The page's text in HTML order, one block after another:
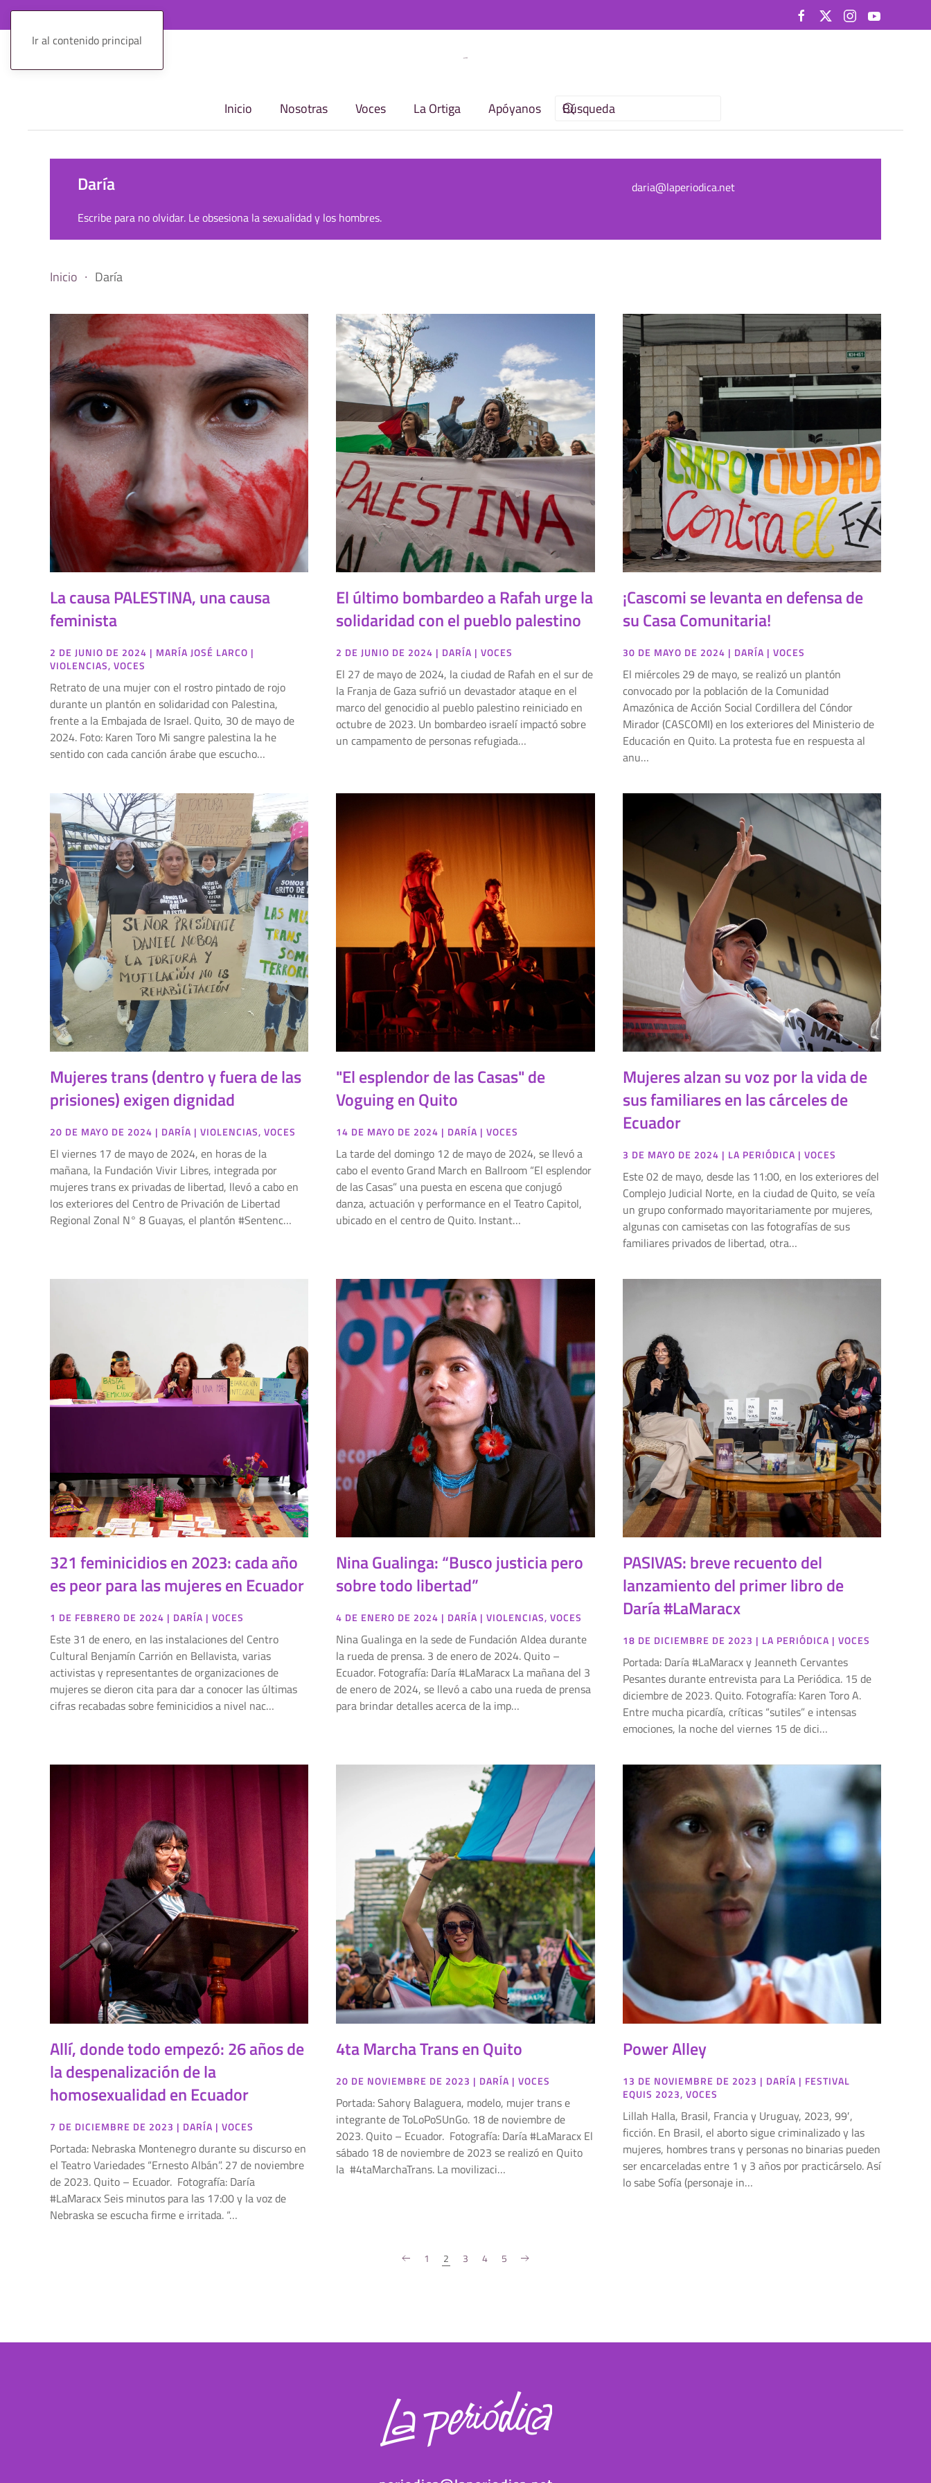
Ir al contenido principal
Inicio Nosotras Voces La Ortiga Apóyanos
Daría
Escribe para no olvidar. Le obsesiona la sexualidad y los hombres.
daria@laperiodica.net
Inicio Daría
La causa PALESTINA, una causa
feminista
2 DE JUNIO DE 2024 | MARÍA JOSÉ LARCO |
VIOLENCIAS, VOCES
Retrato de una mujer con el rostro pintado de rojo
durante un plantón en solidaridad con Palestina,
frente a la Embajada de Israel. Quito, 30 de mayo de
2024. Foto: Karen Toro Mi sangre palestina la he
sentido con cada canción árabe que escucho…
El último bombardeo a Rafah urge la
solidaridad con el pueblo palestino
2 DE JUNIO DE 2024 | DARÍA |VOCES
El 27 de mayo de 2024, la ciudad de Rafah en el sur de
la Franja de Gaza sufrió un devastador ataque en el
marco del genocidio al pueblo palestino reiniciado en
octubre de 2023. Un bombardeo israelí impactó sobre
un campamento de personas refugiada…
¡Cascomi se levanta en defensa de
su Casa Comunitaria!
30 DE MAYO DE 2024 | DARÍA | VOCES
El miércoles 29 de mayo, se realizó un plantón
convocado por la población de la Comunidad
Amazónica de Acción Social Cordillera del Cóndor
Mirador (CASCOMI) en los exteriores del Ministerio de
Educación en Quito. La protesta fue en respuesta al
anu…
Mujeres trans (dentro y fuera de las
prisiones) exigen dignidad
20 DE MAYO DE 2024 | DARÍA | VIOLENCIAS, VOCES
El viernes 17 de mayo de 2024, en horas de la
mañana, la Fundación Vivir Libres, integrada por
mujeres trans ex privadas de libertad, llevó a cabo en
los exteriores del Centro de Privación de Libertad
Regional Zonal N° 8 Guayas, el plantón #Sentenc…
"El esplendor de las Casas" de
Voguing en Quito
14 DE MAYO DE 2024 | DARÍA |VOCES
La tarde del domingo 12 de mayo de 2024, se llevó a
cabo el evento Grand March en Ballroom “El esplendor
de las Casas” una puesta en escena que conjugó
danza, actuación y performance en el Teatro Capitol,
ubicado en el centro de Quito. Instant…
Mujeres alzan su voz por la vida de
sus familiares en las cárceles de
Ecuador
3 DE MAYO DE 2024 | LA PERIÓDICA | VOCES
Este 02 de mayo, desde las 11:00, en los exteriores del
Complejo Judicial Norte, en la ciudad de Quito, se veía
un grupo conformado mayoritariamente por mujeres,
algunas con camisetas con las fotografías de sus
familiares privados de libertad, otra…
321 feminicidios en 2023: cada año
es peor para las mujeres en Ecuador
1 DE FEBRERO DE 2024 | DARÍA | VOCES
Este 31 de enero, en las instalaciones del Centro
Cultural Benjamín Carrión en Bellavista, varias
activistas y representantes de organizaciones de
mujeres se dieron cita para dar a conocer las últimas
cifras recabadas sobre feminicidios a nivel nac…
Nina Gualinga: “Busco justicia pero
sobre todo libertad”
4 DE ENERO DE 2024 | DARÍA |VIOLENCIAS,VOCES
Nina Gualinga en la sede de Fundación Aldea durante
la rueda de prensa. 3 de enero de 2024. Quito –
Ecuador. Fotografía: Daría #LaMaracx La mañana del 3
de enero de 2024, se llevó a cabo una rueda de prensa
para brindar detalles acerca de la imp…
PASIVAS: breve recuento del
lanzamiento del primer libro de
Daría #LaMaracx
18 DE DICIEMBRE DE 2023 | LA PERIÓDICA | VOCES
Portada: Daría #LaMaracx y Jeanneth Cervantes
Pesantes durante entrevista para La Periódica. 15 de
diciembre de 2023. Quito. Fotografía: Karen Toro A.
Entre mucha picardía, críticas “sutiles” e intensas
emociones, la noche del viernes 15 de dici…
Allí, donde todo empezó: 26 años de
la despenalización de la
homosexualidad en Ecuador
7 DE DICIEMBRE DE 2023 | DARÍA | VOCES
Portada: Nebraska Montenegro durante su discurso en
el Teatro Variedades “Ernesto Albán”. 27 de noviembre
de 2023. Quito – Ecuador. Fotografía: Daría
#LaMaracx Seis minutos para las 17:00 y la voz de
Nebraska se escucha firme e irritada. “…
4ta Marcha Trans en Quito
20 DE NOVIEMBRE DE 2023 | DARÍA |VOCES
Portada: Sahory Balaguera, modelo, mujer trans e
integrante de ToLoPoSUnGo. 18 de noviembre de
2023. Quito – Ecuador. Fotografía: Daría #LaMaracx El
sábado 18 de noviembre de 2023 se realizó en Quito
la #4taMarchaTrans. La movilizaci…
Power Alley
13 DE NOVIEMBRE DE 2023 | DARÍA | FESTIVAL
EQUIS 2023, VOCES
Lillah Halla, Brasil, Francia y Uruguay, 2023, 99′,
ficción. En Brasil, el aborto sigue criminalizado y las
mujeres, hombres trans y personas no binarias pueden
ser encarceladas entre 1 y 3 años por practicárselo. Así
lo sabe Sofía (personaje in…
1 2 3 4 5